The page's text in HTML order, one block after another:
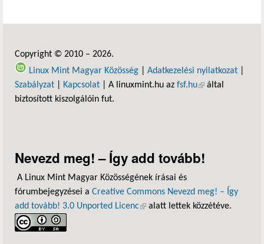
Copyright © 2010 – 2026.
Linux Mint Magyar Közösség
Adatkezelési nyilatkozat
Szabályzat
Kapcsolat | A linuxmint.hu az fsf.hu(külső hivatkozás)
által
biztosított kiszolgálóin fut.
Nevezd meg! – Így add tovább!
A Linux Mint Magyar Közösségének írásai és
fórumbejegyzései a Creative Commons Nevezd meg! – Így
add tovább! 3.0 Unported Licenc(külső hivatkozás)
alatt lettek közzétéve.